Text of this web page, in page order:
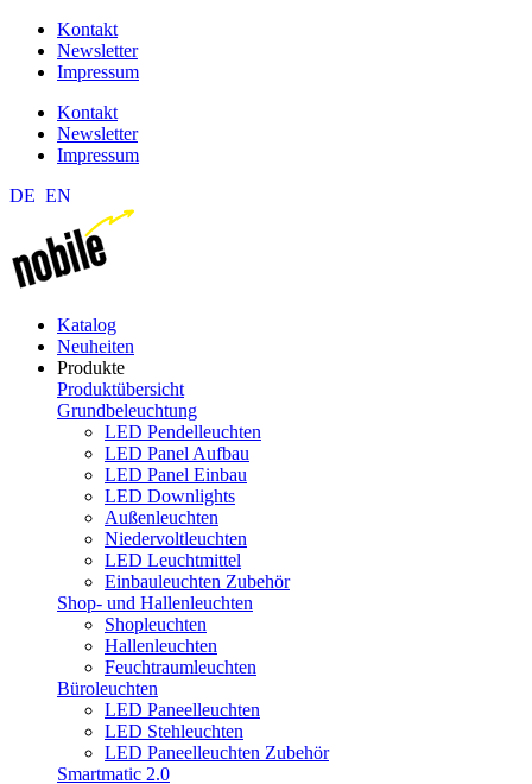
Kontakt
Newsletter
Impressum
Kontakt
Newsletter
Impressum
DE EN
Katalog
Neuheiten
Produkte
Produktübersicht
Grundbeleuchtung
LED Pendelleuchten
LED Panel Aufbau
LED Panel Einbau
LED Downlights
Außenleuchten
Niedervoltleuchten
LED Leuchtmittel
Einbauleuchten Zubehör
Shop- und Hallenleuchten
Shopleuchten
Hallenleuchten
Feuchtraumleuchten
Büroleuchten
LED Paneelleuchten
LED Stehleuchten
LED Paneelleuchten Zubehör
Smartmatic 2.0